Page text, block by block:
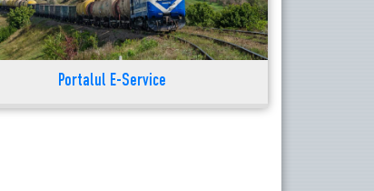
Portalul E-Service